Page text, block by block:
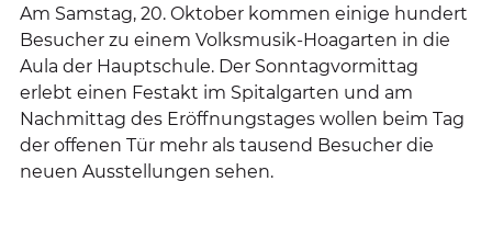
Am Samstag, 20. Oktober kommen einige hundert
Besucher zu einem Volksmusik-Hoagarten in die
Aula der Hauptschule. Der Sonntagvormittag
erlebt einen Festakt im Spitalgarten und am
Nachmittag des Eröffnungstages wollen beim Tag
der offenen Tür mehr als tausend Besucher die
neuen Ausstellungen sehen.